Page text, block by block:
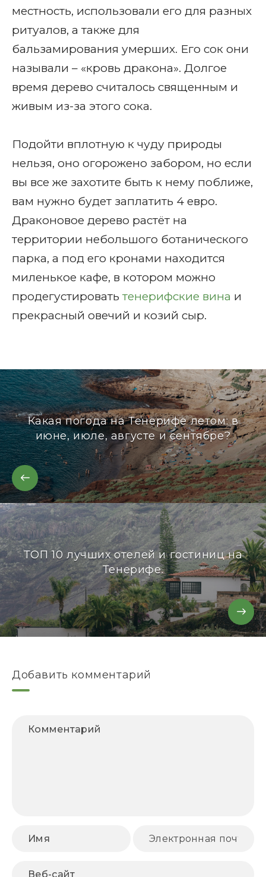
местность, использовали его для разных
ритуалов, а также для
бальзамирования умерших. Его сок они
называли – «кровь дракона». Долгое
время дерево считалось священным и
живым из-за этого сока.
Подойти вплотную к чуду природы
нельзя, оно огорожено забором, но если
вы все же захотите быть к нему поближе,
вам нужно будет заплатить 4 евро.
Драконовое дерево растёт на
территории небольшого ботанического
парка, а под его кронами находится
миленькое кафе, в котором можно
продегустировать тенерифские вина и
прекрасный овечий и козий сыр.
Какая погода на Тенерифе летом: в
июне, июле, августе и сентябре?
ТОП 10 лучших отелей и гостиниц на
Тенерифе.
Добавить комментарий